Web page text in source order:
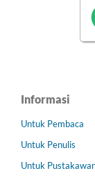
Informasi
Untuk Pembaca
Untuk Penulis
Untuk